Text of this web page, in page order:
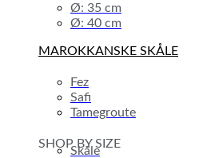
Ø: 35 cm
Ø: 40 cm
MAROKKANSKE SKÅLE
Fez
Safi
Tamegroute
SHOP BY SIZE
Skåle